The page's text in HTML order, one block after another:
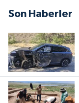
Son Haberler